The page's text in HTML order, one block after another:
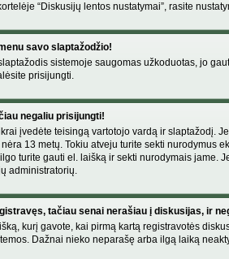
“Diskusijų lentos nustatymai”, rasite
savo slaptažodžio!
sistemoje saugomas užkoduotas, jo
prisijungti.
negaliu prisijungti!
įvedėte teisingą vartotojo vardą ir slaptažodį.
13 metų. Tokiu atveju turite sekti nurodymus
turite gauti el. laišką ir sekti nurodymais
administratorių.
tačiau senai nerašiau į diskusijas, ir
kurį gavote, kai pirmą kartą registravotės
Dažnai nieko neparašę arba ilgą laiką